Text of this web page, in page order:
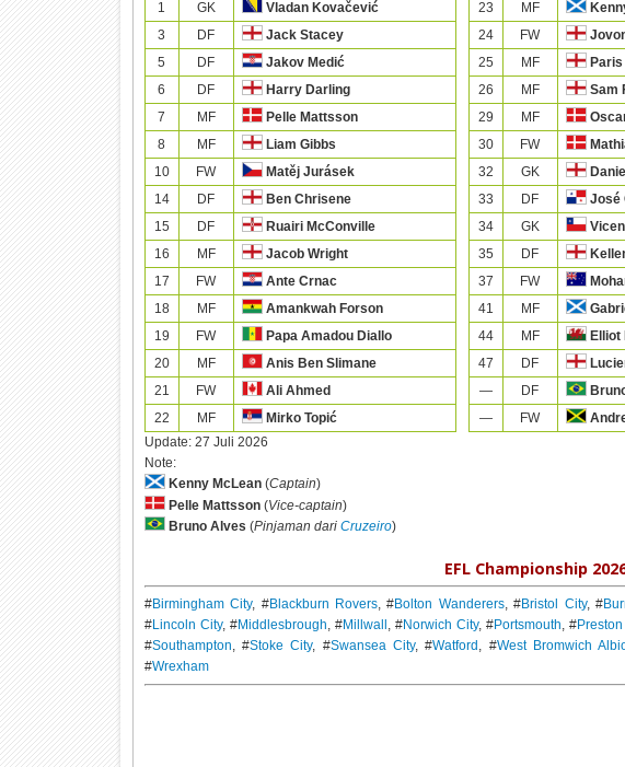
1 GK
Vladan Kovačević
3
DF
Jack Stacey
5
DF
Jakov Medić
6
DF
Harry Darling
7
MF
Pelle Mattsson
8
MF
Liam Gibbs
10
FW
Matěj Jurásek
14
DF
Ben Chrisene
15
DF
Ruairi McConville
16
MF
Jacob Wright
17
FW
Ante Crnac
18
MF
Amankwah Forson
19
FW
Papa Amadou Diallo
20
MF
Anis Ben Slimane
21
FW
Ali Ahmed
22
MF Mirko Topić
23 MF
24
FW
25
MF
Paris
26
MF
Sam
29
MF
30
FW
32
GK
33
DF
José
34
GK
35
DF
37
FW
41
MF
44
MF
Elliot
47
DF
—
DF
—
FW
Update: 27 Juli 2026
Note:
Kenny McLean(Captain)
Pelle Mattsson(Vice-captain)
Bruno Alves (Pinjaman dari Cruzeiro)
EFL Championship
#Birmingham City, #Blackburn Rovers, #Bolton Wanderers, #Bristol City, #
#Lincoln City, #Middlesbrough, #Millwall , #Norwich City, #Portsmouth, #
#Southampton, #Stoke City, #Swansea City, #Watford , #West Bromwich
#Wrexham